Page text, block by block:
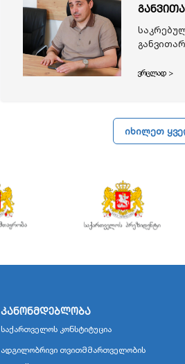
ვრცლად >
იხილეთ
კანონმდებლობა
საქართველოს კონსტიტუცია
ადგილობრივი თვითმმართველობის